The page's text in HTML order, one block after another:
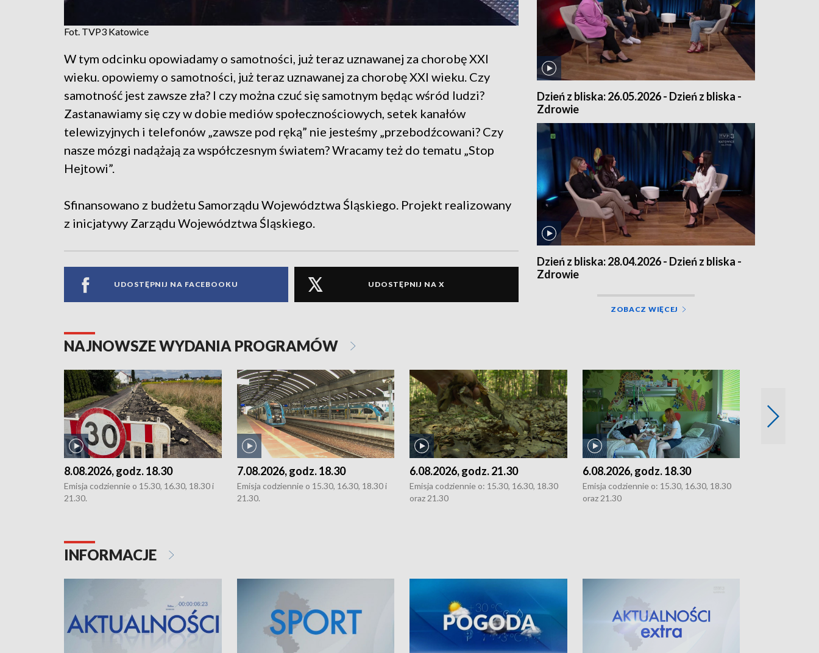
Fot. TVP3 Katowice
W tym odcinku opowiadamy o samotności, już teraz uznawanej za chorobę XXI
wieku. opowiemy o samotności, już teraz uznawanej za chorobę XXI wieku. Czy
samotność jest zawsze zła? I czy można czuć się samotnym będąc wśród ludzi?
Zastanawiamy się czy w dobie mediów społecznościowych, setek kanałów
telewizyjnych i telefonów „zawsze pod ręką” nie jesteśmy „przebodźcowani? Czy
nasze mózgi nadążają za współczesnym światem? Wracamy też do tematu „Stop
Hejtowi”.
Sfinansowano z budżetu Samorządu Województwa Śląskiego. Projekt realizowany
z inicjatywy Zarządu Województwa Śląskiego.
UDOSTĘPNIJ NA FACEBOOKU UDOSTĘPNIJ NA X
Dzień z bliska: 26.05.2026 - Dzień z bliska -
Zdrowie
Dzień z bliska: 28.04.2026 - Dzień z bliska -
Zdrowie
ZOBACZ WIĘCEJ
NAJNOWSZE WYDANIA PROGRAMÓW
8.08.2026, godz. 18.30
Emisja codziennie o 15.30, 16.30, 18.30 i
21.30.
7.08.2026, godz. 18.30
Emisja codziennie o 15.30, 16.30, 18.30 i
21.30.
6.08.2026, godz. 21.30
Emisja codziennie o: 15.30, 16.30, 18.30
oraz 21.30
6.08.2026, godz. 18.30
Emisja codziennie o: 15.30, 16.30, 18.30
oraz 21.30
INFORMACJE